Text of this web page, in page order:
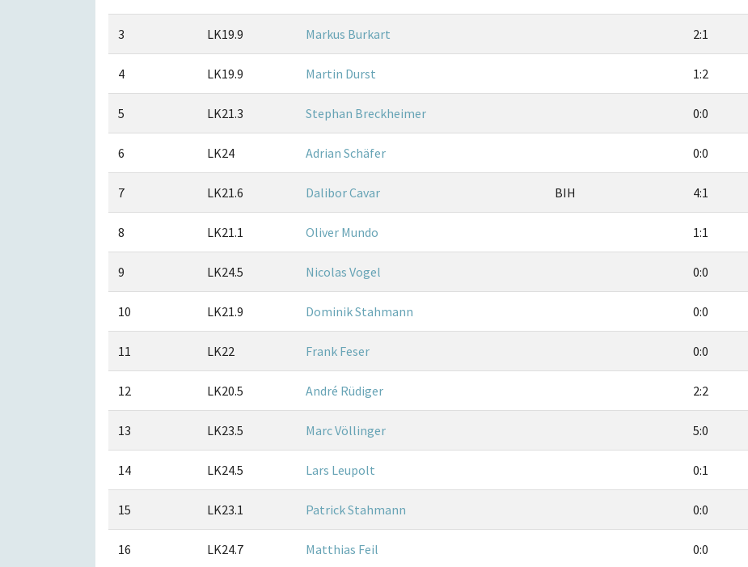
3 LK19.9 Markus Burkart 2:1
4 LK19.9 Martin Durst 1:2
5 LK21.3 Stephan Breckheimer 0:0
6 LK24 Adrian Schäfer 0:0
7 LK21.6 Dalibor Cavar BIH 4:1
8 LK21.1 Oliver Mundo 1:1
9 LK24.5 Nicolas Vogel 0:0
10 LK21.9 Dominik Stahmann 0:0
11 LK22 Frank Feser 0:0
12 LK20.5 André Rüdiger 2:2
13 LK23.5 Marc Völlinger 5:0
14 LK24.5 Lars Leupolt 0:1
15 LK23.1 Patrick Stahmann 0:0
16 LK24.7 Matthias Feil 0:0